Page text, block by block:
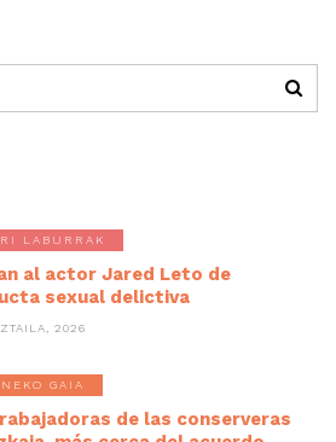
LABURRAK
al actor Jared Leto de
sexual delictiva
2026
GAIA
de las conserveras